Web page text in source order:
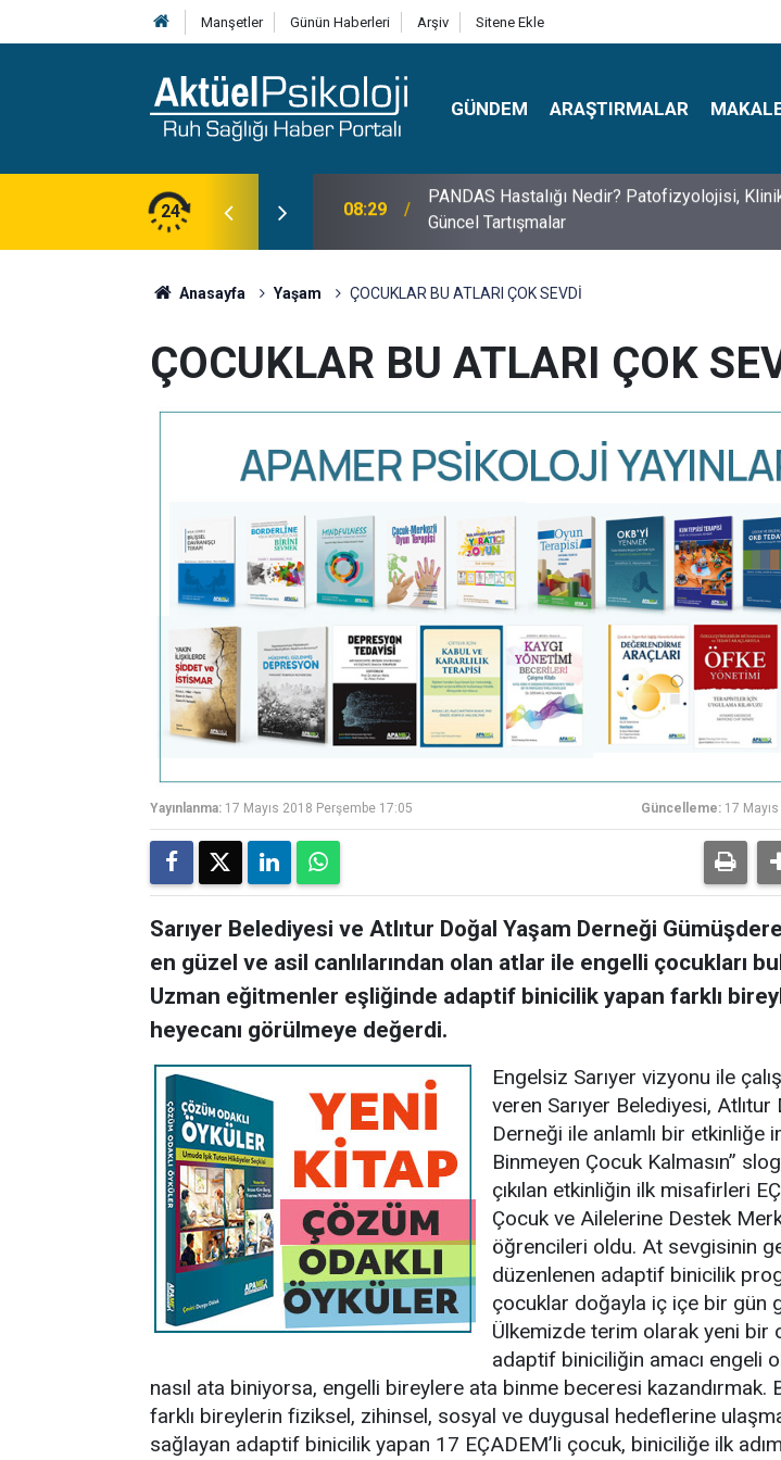
Manşetler Günün Haberleri Arşiv Sitene Ekle
GÜNDEM ARAŞTIRMALAR
24
Klinik Özellikleri, Tanı Kriterleri ve
10:30 10 Mayıs Psikologlar Günü Nasıl Ortaya
Anasayfa Yaşam ÇOCUKLAR BU ATLARI ÇOK SEVDİ
ÇOCUKLAR BU ATLARI ÇOK
Yayınlanma: 17 Mayıs 2018 Perşembe 17:05 Güncelleme: 17
Sarıyer Belediyesi ve Atlıtur Doğal Yaşam Derneği
en güzel ve asil canlılarından olan atlar ile engelli çocukları
Uzman eğitmenler eşliğinde adaptif binicilik yapan farklı
heyecanı görülmeye değerdi.
Engelsiz Sarıyer vizyonu ile
veren Sarıyer Belediyesi,
Derneği ile anlamlı bir etkinliğe
Binmeyen Çocuk Kalmasın”
çıkılan etkinliğin ilk misafirleri
Çocuk ve Ailelerine Destek
öğrencileri oldu. At sevgisinin
düzenlenen adaptif binicilik
çocuklar doğayla iç içe bir gün
Ülkemizde terim olarak yeni bir
adaptif biniciliğin amacı engeli
nasıl ata biniyorsa, engelli bireylere ata binme beceresi kazandırmak.
farklı bireylerin fiziksel, zihinsel, sosyal ve duygusal hedeflerine
sağlayan adaptif binicilik yapan 17 EÇADEM’li çocuk, biniciliğe ilk